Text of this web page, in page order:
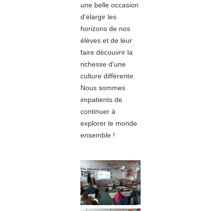
une belle occasion
d'élargir les
horizons de nos
élèves et de leur
faire découvrir la
richesse d'une
culture différente.
Nous sommes
impatients de
continuer à
explorer le monde
ensemble !